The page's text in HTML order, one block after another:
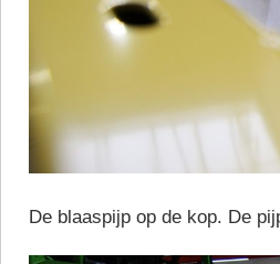
De blaaspijp op de kop. De